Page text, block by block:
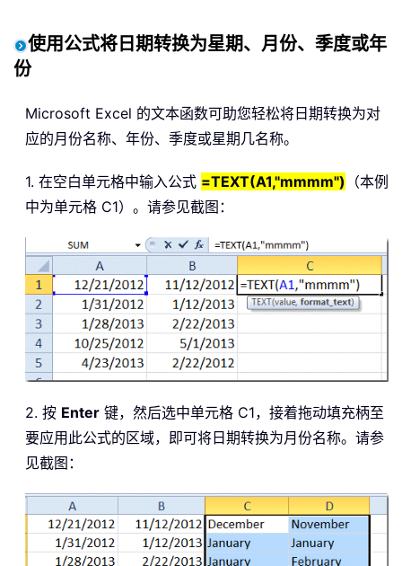
使用公式将日期转换为星期、月份、季度或年
份
Microsoft Excel 的文本函数可助您轻松将日期转换为对
应的月份名称、年份、季度或星期几名称。
1. 在空白单元格中输入公式 =TEXT(A1,"mmmm") （本例
中为单元格 C1）。请参见截图：
2. 按 Enter 键，然后选中单元格 C1，接着拖动填充柄至
要应用此公式的区域，即可将日期转换为月份名称。请参
见截图：